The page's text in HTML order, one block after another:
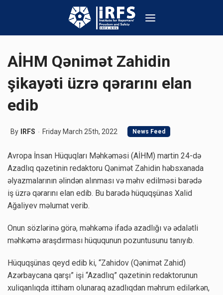
AİHM Qənimət Zahidin
şikayəti üzrə qərarını elan
edib
By IRFS Friday March 25th, 2022 News Feed
Avropa İnsan Hüquqları Məhkəməsi (AİHM) martin 24-də
Azadlıq qəzetinin redaktoru Qənimət Zahidin həbsxanada
əlyazmalarının əlindən alınması və məhv edilməsi barədə
iş üzrə qərarını elan edib. Bu barədə hüquqşünas Xalid
Ağaliyev məlumat verib.
Onun sözlərinə görə, məhkəmə ifadə azadlığı və ədalətli
məhkəmə araşdırması hüququnun pozuntusunu tanıyıb.
Hüquqşünas qeyd edib ki, “Zahidov (Qənimət Zahid)
Azərbaycana qarşı” işi “Azadlıq” qəzetinin redaktorunun
xuliqanlıqda ittiham olunaraq azadlıqdan məhrum edilərkən,